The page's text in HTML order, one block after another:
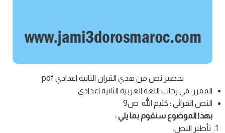
تحضير نص من هدي القران الثانية اعدادي pdf
المقرر: في رحاب اللغة العربية الثانية اعدادي
النص القرائي : كليم الله ص9
بهذا الموضوع سنقوم بما يلي :
تأطير النص.